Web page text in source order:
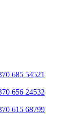
685 54521
656 24532
615 68799